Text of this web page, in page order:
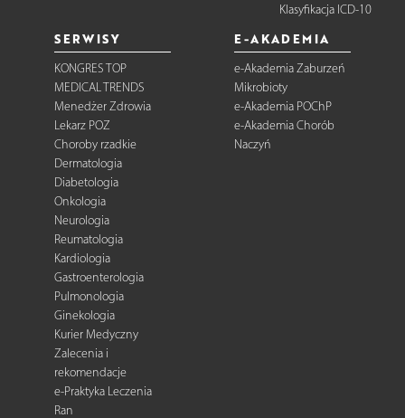
Klasyfikacja ICD-10
SERWISY
KONGRES TOP
MEDICAL TRENDS
Menedżer Zdrowia
Lekarz POZ
Choroby rzadkie
Dermatologia
Diabetologia
Onkologia
Neurologia
Reumatologia
Kardiologia
Gastroenterologia
Pulmonologia
Ginekologia
Kurier Medyczny
Zalecenia i
rekomendacje
e-Praktyka Leczenia
Ran
E-AKADEMIA
e-Akademia Zaburzeń
Mikrobioty
e-Akademia POChP
e-Akademia Chorób
Naczyń